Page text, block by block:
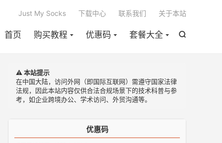

首页 购买教程 优惠码 套餐大全
Just My Socks 下载中心 联系我们 关于本站
⚠️ 本站提示
在中国大陆，访问外网（即国际互联网）需遵守国家法律
法规，因此本站内容仅供合法合规场景下的技术科普与参
考，如企业跨境办公、学术访问、外贸沟通等。
优惠码